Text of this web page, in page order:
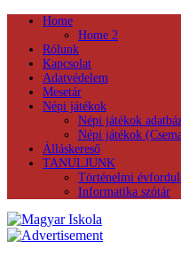
Home
Home 2
Rólunk
Kapcsolat
Adatvédelem
Mesetár
Népi játékok
Népi játékok
Népi játékok
Álláskereső
TANULJUNK
Történelmi
Informatika szótár